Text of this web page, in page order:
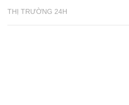
THỊ TRƯỜNG 24H